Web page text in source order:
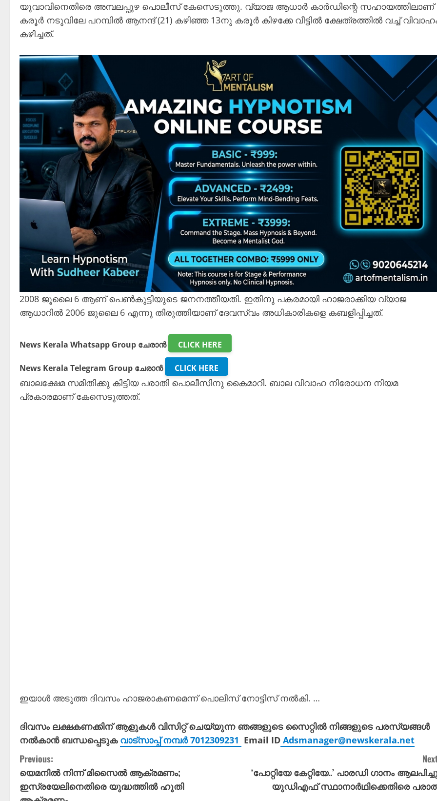
യുവാവിനെതിരെ അമ്പലപ്പുഴ പൊലീസ് കേസെടുത്തു. വ്യാജ ആധാർ കാർഡിന്റെ സഹായത്തിലാണ്
‌കരൂർ നടുവിലേ പറമ്പിൽ ആനന്ദ് (21) കഴിഞ്ഞ 13നു കരൂർ കിഴക്കേ വീട്ടിൽ ക്ഷേത്രത്തിൽ വച്ച്
കഴിച്ചത്.
2008 ജൂലൈ 6 ആണ് പെൺകുട്ടിയുടെ ജനനത്തീയതി. ഇതിനു പകരമായി ഹാജരാക്കിയ വ്യാ‍ജ
ആധാറിൽ 2006 ജുലൈ 6 എന്നു തിരുത്തിയാണ് ദേവസ്വം അധികാരികളെ കബളിപ്പിച്ചത്.
News Kerala Whatsapp Group ചേരാൻ CLICK HERE
News Kerala Telegram Group ചേരാൻ CLICK HERE
ബാലക്ഷേമ സമിതിക്കു കിട്ടിയ പരാതി പൊലീസിനു കൈമാറി. ബാല വിവാഹ നിരോധന നിയമ
പ്രകാരമാണ് കേസെടുത്തത്.
ഇയാൾ ‌അടുത്ത ദിവസം ഹാജരാകണമെന്ന് പൊലീസ് നോട്ടിസ് നൽകി. …
ദിവസം ലക്ഷകണക്കിന് ആളുകൾ വിസിറ്റ് ചെയ്യുന്ന ഞങ്ങളുടെ സൈറ്റിൽ നിങ്ങളുടെ പരസ്യങ്ങൾ
നൽകാൻ ബന്ധപ്പെടുക വാട്സാപ്പ് നമ്പർ 7012309231 Email ID Adsmanager@newskerala.net
C
o
Previous:
യെമനിൽ നിന്ന് മിസൈൽ ആക്രമണം;
ഇസ്രയേലിനെതിരെ യുദ്ധത്തിൽ ഹൂതി
‘പോറ്റിയേ കേറ്റിയേ..’ പാരഡി ഗാനം
യുഡിഎഫ് സ്ഥാനാർഥിക്കെതിരെ